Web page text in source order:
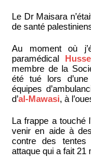
Le Dr Maisara
de santé
Au moment où
paramédical
membre de la
été tué lors
équipes
d’al-Mawasi, à
La frappe a touché
venir en aide à
contre des tentes
attaque qui a fait 21